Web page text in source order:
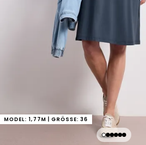
MODEL: 1,77M | GRÖSSE: 36